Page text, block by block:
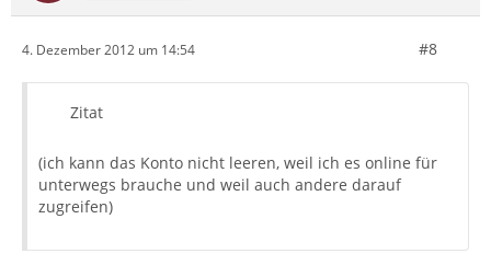
4. Dezember 2012 um 14:54 #8
Zitat
(ich kann das Konto nicht leeren, weil ich es online für
unterwegs brauche und weil auch andere darauf
zugreifen)